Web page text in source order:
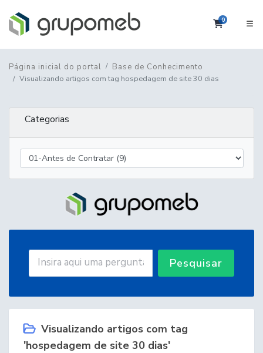
0Carrinho
Página inicial do portal Base de Conhecimento
Visualizando artigos com tag hospedagem de site 30 dias
Categorias
Pesquisar
Visualizando artigos com tag
'hospedagem de site 30 dias'